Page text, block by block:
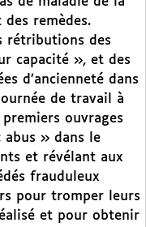
remèdes.
rétributions des
capacité », et des
d’ancienneté dans
de travail à
ouvrages
» dans le
et révélant aux
frauduleux
pour tromper leurs
et pour obtenir